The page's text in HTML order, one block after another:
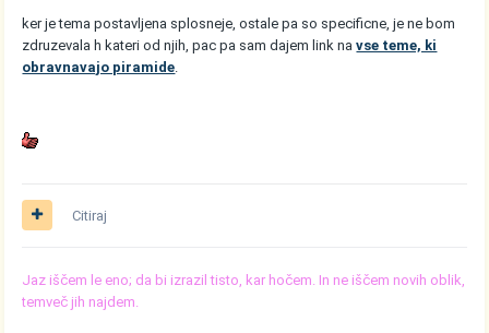
ker je tema postavljena splosneje, ostale pa so specificne, je ne bom
zdruzevala h kateri od njih, pac pa sam dajem link navse teme, ki
obravnavajo piramide
Citiraj
Jaz iščem le eno; da bi izrazil tisto, kar hočem. In ne iščem novih oblik,
temveč jih najdem.